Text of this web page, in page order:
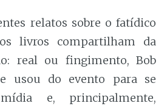
relatos sobre o fatídico
livros compartilham da
real ou fingimento, Bob
usou do evento para se
e, principalmente,